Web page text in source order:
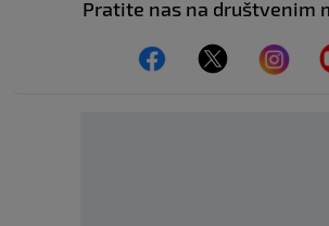
Pratite nas na društvenim